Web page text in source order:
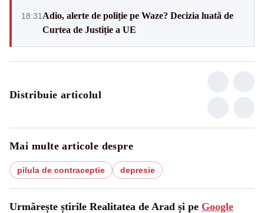
18:31 Adio, alerte de poliție pe Waze? Decizia luată de
Curtea de Justiție a UE
Distribuie articolul
Mai multe articole despre
pilula de contraceptie depresie
Urmărește știrile Realitatea de Arad și pe Google